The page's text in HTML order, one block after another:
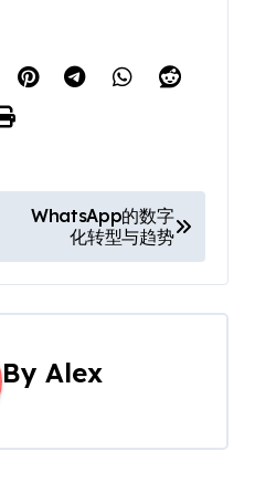
WhatsApp的数字
化转型与趋势
By Alex